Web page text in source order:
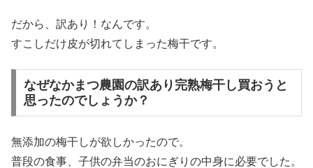
だから、訳あり！なんです。
すこしだけ皮が切れてしまった梅干です。
なぜなかまつ農園の訳あり完熟梅干し買おうと
思ったのでしょうか？
無添加の梅干しが欲しかったので。
普段の食事、子供の弁当のおにぎりの中身に必要でした。